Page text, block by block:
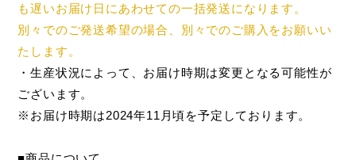
も遅いお届け日にあわせての一括発送になります。
別々でのご発送希望の場合、別々でのご購入をお願いい
たします。
・生産状況によって、お届け時期は変更となる可能性が
ございます。
※お届け時期は2024年11月頃を予定しております。